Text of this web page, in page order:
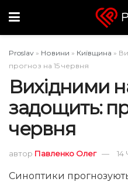
Proslav » Новини » Київщина »
прогноз на 15 червня
Вихідними
задощить:
червня
автор Павленко Олег 14
Синоптики